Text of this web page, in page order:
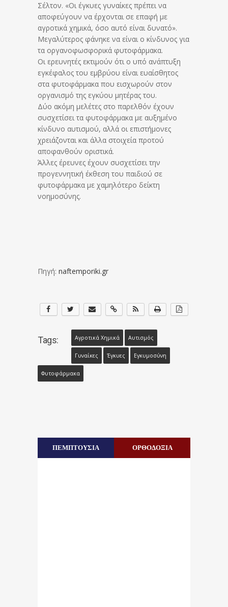
Σέλτον. «Οι έγκυες γυναίκες πρέπει να
αποφεύγουν να έρχονται σε επαφή με
αγροτικά χημικά, όσο αυτό είναι δυνατό».
Μεγαλύτερος φάνηκε να είναι ο κίνδυνος για
τα οργανοφωσφορικά φυτοφάρμακα.
Οι ερευνητές εκτιμούν ότι ο υπό ανάπτυξη
εγκέφαλος του εμβρύου είναι ευαίσθητος
στα φυτοφάρμακα που εισχωρούν στον
οργανισμό της εγκύου μητέρας του.
Δύο ακόμη μελέτες στο παρελθόν έχουν
συσχετίσει τα φυτοφάρμακα με αυξημένο
κίνδυνο αυτισμού, αλλά οι επιστήμονες
χρειάζονται και άλλα στοιχεία προτού
αποφανθούν οριστικά.
Άλλες έρευνες έχουν συσχετίσει την
προγεννητική έκθεση του παιδιού σε
φυτοφάρμακα με χαμηλότερο δείκτη
νοημοσύνης.
Πηγή: naftemporiki.gr
Tags: Αγροτικά Χημικά Αυτισμός
Γυναίκες Έγκυες Εγκυμοσύνη
Φυτοφάρμακα
ΠΕΜΠΤΟΥΣΙΑ ΟΡΘΟΔΟΞΙΑ